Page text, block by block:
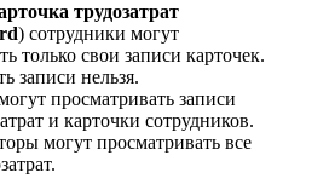
трудозатрат
) сотрудники могут
только свои записи карточек.
записи нельзя.
просматривать записи
и карточки сотрудников.
могут просматривать все